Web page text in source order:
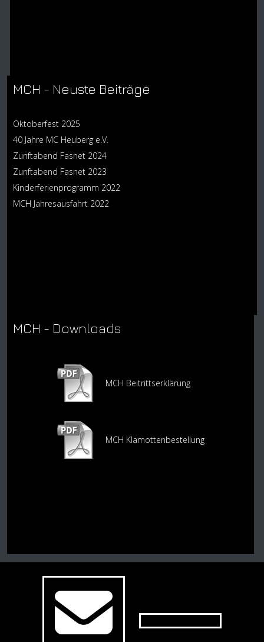
MCH - Neuste Beiträge
Oktoberfest 2025
40 Jahre MC Heuberg e.V.
Zunftabend Fasnet 2024
Zunftabend Fasnet 2023
Kinderferienprogramm 2022
MCH Jahresausfahrt 2022
MCH - Downloads
MCH Beitrittserklärung
MCH Klamottenbestellung